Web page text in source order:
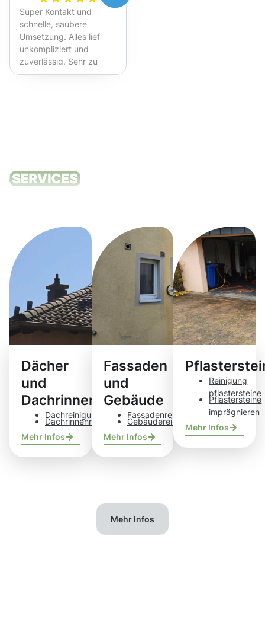
Super Kontakt und
schnelle, saubere
Umsetzung. Alles lief
unkompliziert und
zuverlässig. Sehr zu
empfehlen!
Dächer
und
Dachrinnen
Dachreinigung
Dachrinnenreinigung
Mehr Infos
Fassaden
und
Gebäude
Fassadenreinigung
Gebäudereinigung
Mehr Infos
Reinigung
pflastersteine
Pflastersteine
imprägnieren
Mehr Infos
Mehr Infos